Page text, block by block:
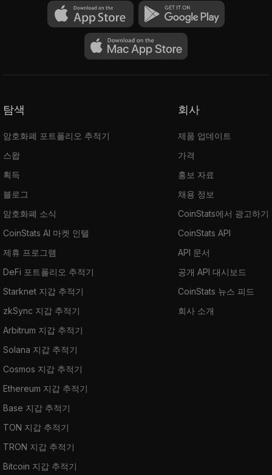
탐색
암호화폐 포트폴리오 추적기
스왑
획득
블로그
암호화폐 소식
CoinStats AI 마켓 인텔
제휴 프로그램
DeFi 포트폴리오 추적기
Starknet 지갑 추적기
zkSync 지갑 추적기
Arbitrum 지갑 추적기
Solana 지갑 추적기
Cosmos 지갑 추적기
Ethereum 지갑 추적기
Base 지갑 추적기
TON 지갑 추적기
TRON 지갑 추적기
Bitcoin 지갑 추적기
회사
제품 업데이트
가격
홍보 자료
채용 정보
CoinStats에서 광고하기
CoinStats API
API 문서
공개 API 대시보드
CoinStats 뉴스 피드
회사 소개